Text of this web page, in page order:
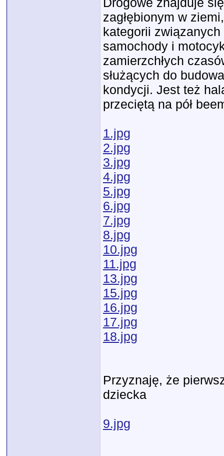
zagłębionym w
kategorii
samochody i
zamierzchłych
służących do
kondycji. Jest też
przeciętą na pół
1.jpg
2.jpg
3.jpg
4.jpg
5.jpg
6.jpg
7.jpg
8.jpg
10.jpg
11.jpg
13.jpg
15.jpg
16.jpg
17.jpg
18.jpg
Przyznaję, że
dziecka
9.jpg